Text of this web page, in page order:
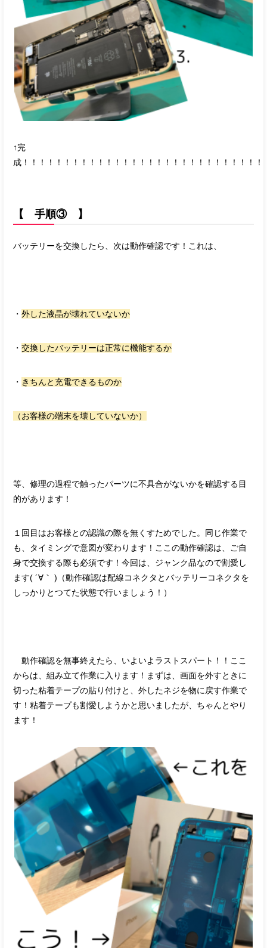
↑完
成！！！！！！！！！！！！！！！！！！！！！！！！！！！！！
【 手順③ 】
バッテリーを交換したら、次は動作確認です！これは、
・外した液晶が壊れていないか
・交換したバッテリーは正常に機能するか
・ きちんと充電できるものか
（お客様の端末を壊していないか）
等、修理の過程で触ったパーツに不具合がないかを確認する目
的があります！
１回目はお客様との認識の際を無くすためでした。同じ作業で
も、タイミングで意図が変わります！ここの動作確認は、ご自
身で交換する際も必須です！今回は、ジャンク品なので割愛し
ます( ´∀｀ )（動作確認は配線コネクタとバッテリーコネクタを
しっかりとつてた状態で行いましょう！）
動作確認を無事終えたら、いよいよラストスパート！！ここ
からは、組み立て作業に入ります！まずは、画面を外すときに
切った粘着テープの貼り付けと、外したネジを物に戻す作業で
す！粘着テープも割愛しようかと思いましたが、ちゃんとやり
ます！